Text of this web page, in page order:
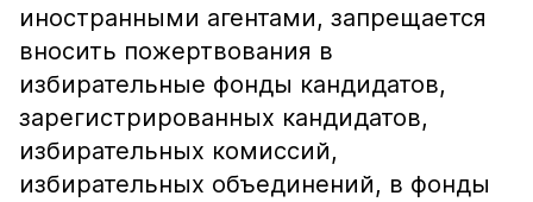
иностранными агентами, запрещается
вносить пожертвования в
избирательные фонды кандидатов,
зарегистрированных кандидатов,
избирательных комиссий,
избирательных объединений, в фонды